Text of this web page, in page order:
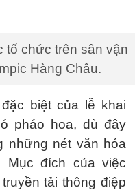
tổ chức trên sân vận
Hàng Châu.
biệt của lễ khai
pháo hoa, dù đây
những nét văn hóa
Mục đích của việc
tải thông điệp